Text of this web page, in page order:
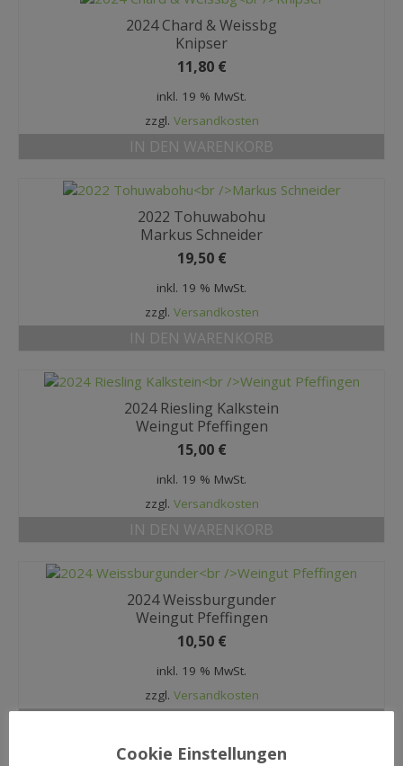
2024 Chard & Weissbg
Knipser
11,80 €
inkl. 19 % MwSt.
zzgl. Versandkosten
IN DEN WARENKORB
2022 Tohuwabohu
Markus Schneider
19,50 €
inkl. 19 % MwSt.
zzgl. Versandkosten
IN DEN WARENKORB
2024 Riesling Kalkstein
Weingut Pfeffingen
15,00 €
inkl. 19 % MwSt.
zzgl. Versandkosten
IN DEN WARENKORB
2024 Weissburgunder
Weingut Pfeffingen
10,50 €
inkl. 19 % MwSt.
zzgl. Versandkosten
Cookie Einstellungen